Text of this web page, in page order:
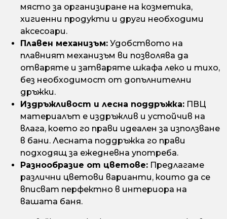
място за организиране на козметика,
хигиенни продукти и други необходими
аксесоари.
Плавен механизъм: Удобството на
плавният механизъм ви позволява да
отваряте и затваряте шкафа леко и тихо,
без необходимост от допълнителни
дръжки.
Издръжливост и лесна поддръжка: ПВЦ
материалът е издръжлив и устойчив на
влага, което го прави идеален за използване
в бани. Лесната поддръжка го прави
подходящ за ежедневна употреба.
Разнообразие от цветове: Предлагаме
различни цветови варианти, които да се
вписват перфектно в интериора на
вашата баня.